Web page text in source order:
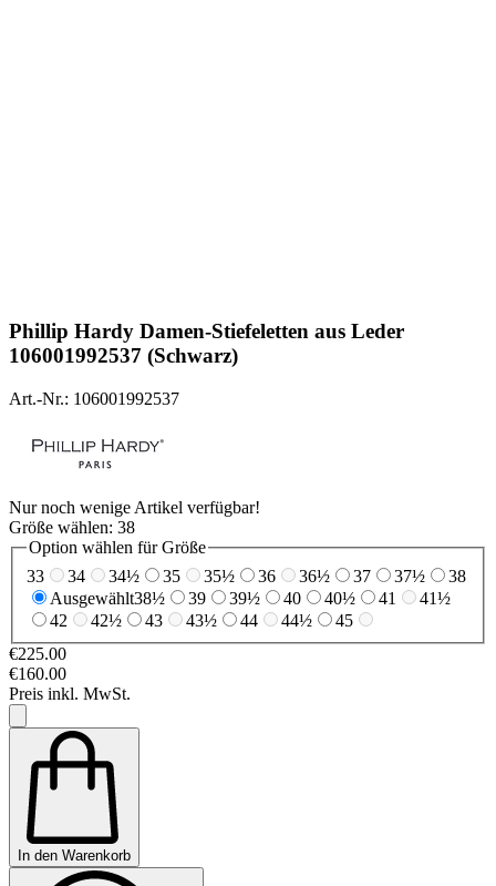
Phillip Hardy Damen-Stiefeletten aus Leder
106001992537 (Schwarz)
Art.-Nr.: 106001992537
Nur noch wenige Artikel verfügbar!
Größe wählen: 38
Option wählen für Größe
33
34 34½ 35 35½ 36 36½ 37 37½
38
Ausgewählt38½ 39 39½ 40 40½ 41
41½
42
42½ 43 43½ 44 44½
45
€225.00
€160.00
Preis inkl. MwSt.
In den Warenkorb